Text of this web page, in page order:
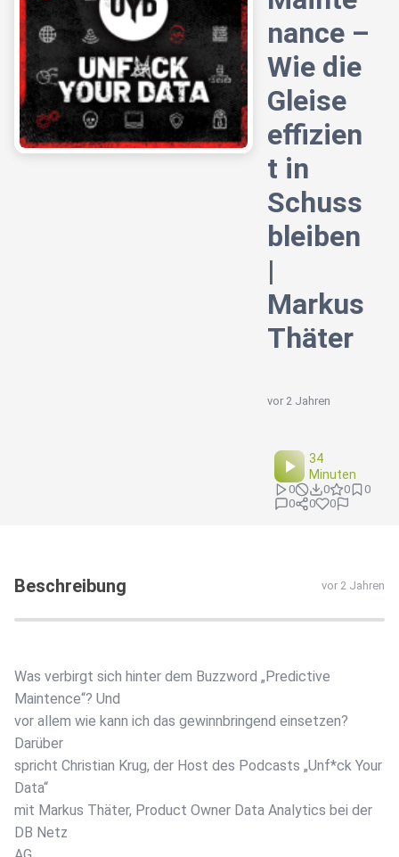
nance –
Wie die
Gleise
effizien
t in
Schuss
bleiben
|
Markus
Thäter
vor 2 Jahren
34
Minuten
0 0 0
0
0
0 0
Beschreibung vor 2 Jahren
Was verbirgt sich hinter dem Buzzword „Predictive
Maintence“? Und
vor allem wie kann ich das gewinnbringend einsetzen?
Darüber
spricht Christian Krug, der Host des Podcasts „Unf*ck Your
Data“
mit Markus Thäter, Product Owner Data Analytics bei der
DB Netz